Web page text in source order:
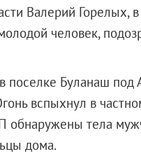
Валерий Горелых,
человек,
поселке Буланаш
вспыхнул в
обнаружены тела
дома.